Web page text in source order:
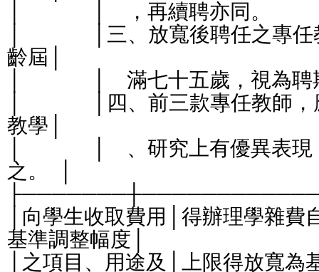
│              │    ，再續聘亦同。
│              │三、放寬後聘任之
齡屆│
│              │    滿七十五歲，視為聘
│              │四、前三款專任教
教學│
│              │    、研究上有優
之。  │
│向學生收取費用│得辦理學雜費
基準調整幅度│
│之項目、用途及│上限得放寬為